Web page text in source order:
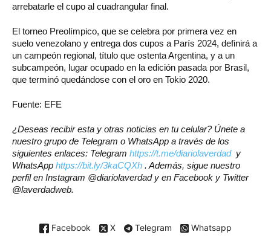
arrebatarle el cupo al cuadrangular final.
El torneo Preolímpico, que se celebra por primera vez en
suelo venezolano y entrega dos cupos a París 2024, definirá a
un campeón regional, título que ostenta Argentina, y a un
subcampeón, lugar ocupado en la edición pasada por Brasil,
que terminó quedándose con el oro en Tokio 2020.
Fuente: EFE
¿Deseas recibir esta y otras noticias en tu celular? Únete a
nuestro grupo de Telegram o WhatsApp a través de los
siguientes enlaces: Telegram https://t.me/diariolaverdady
WhatsApp https://bit.ly/3kaCQXh . Además, sigue nuestro
perfil en Instagram @diariolaverdad y en Facebook y Twitter
@laverdadweb.
Facebook X Telegram Whatsapp